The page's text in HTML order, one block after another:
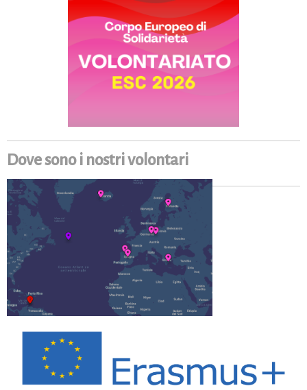
Dove sono i nostri volontari